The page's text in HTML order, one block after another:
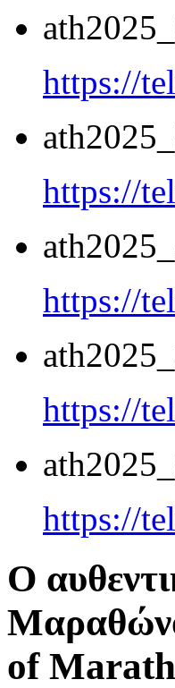
https://
https://
https://
https://
https://
Ο
of